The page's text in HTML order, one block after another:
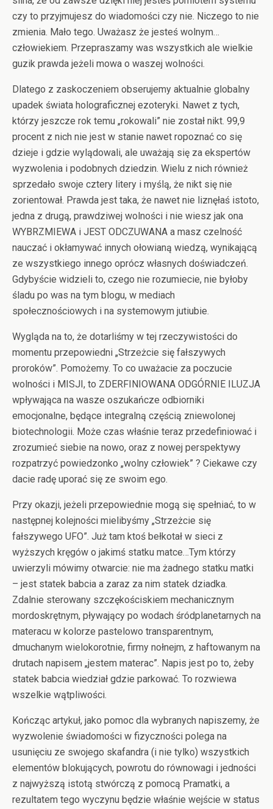
czy to przyjmujesz do wiadomości czy nie. Niczego to nie
zmienia. Mało tego. Uważasz że jesteś wolnym…
człowiekiem. Przepraszamy was wszystkich ale wielkie
guzik prawda jeżeli mowa o waszej wolności.
Dlatego z zaskoczeniem obserujemy aktualnie globalny
upadek świata holograficznej ezoteryki. Nawet z tych,
którzy jeszcze rok temu „rokowali” nie został nikt. 99,9
procent z nich nie jest w stanie nawet ropoznać co się
dzieje i gdzie wylądowali, ale uważają się za ekspertów
wyzwolenia i podobnych dziedzin. Wielu z nich również
sprzedało swoje cztery litery i myślą, że nikt się nie
zorientował. Prawda jest taka, że nawet nie liznęłaś istoto,
jedna z drugą, prawdziwej wolności i nie wiesz jak ona
WYBRZMIEWA i JEST ODCZUWANA a masz czelność
nauczać i okłamywać innych ołowianą wiedzą, wynikającą
ze wszystkiego innego oprócz własnych doświadczeń.
Gdybyście widzieli to, czego nie rozumiecie, nie byłoby
śladu po was na tym blogu, w mediach
społecznościowych i na systemowym jutiubie.
Wygląda na to, że dotarliśmy w tej rzeczywistości do
momentu przepowiedni „Strzeżcie się fałszywych
proroków”. Pomożemy. To co uważacie za poczucie
wolności i MISJI, to ZDERFINIOWANA ODGÓRNIE ILUZJA
wpływająca na wasze oszukańcze odbiorniki
emocjonalne, będące integralną częścią zniewolonej
biotechnologii. Może czas właśnie teraz przedefiniować i
zrozumieć siebie na nowo, oraz z nowej perspektywy
rozpatrzyć powiedzonko „wolny człowiek” ? Ciekawe czy
dacie radę uporać się ze swoim ego.
Przy okazji, jeżeli przepowiednie mogą się spełniać, to w
następnej kolejności mielibyśmy „Strzeżcie się
fałszywego UFO”. Już tam ktoś bełkotał w sieci z
wyższych kręgów o jakimś statku matce…Tym którzy
uwierzyli mówimy otwarcie: nie ma żadnego statku matki
– jest statek babcia a zaraz za nim statek dziadka.
Zdalnie sterowany szczękościskiem mechanicznym
mordoskrętnym, pływający po wodach śródplanetarnych na
materacu w kolorze pastelowo transparentnym,
dmuchanym wielokorotnie, firmy nołnejm, z haftowanym na
drutach napisem „jestem materac”. Napis jest po to, żeby
statek babcia wiedział gdzie parkować. To rozwiewa
wszelkie wątpliwości.
Kończąc artykuł, jako pomoc dla wybranych napiszemy, że
wyzwolenie świadomości w fizyczności polega na
usunięciu ze swojego skafandra (i nie tylko) wszystkich
elementów blokujących, powrotu do równowagi i jedności
z najwyższą istotą stwórczą z pomocą Pramatki, a
rezultatem tego wyczynu będzie właśnie wejście w status